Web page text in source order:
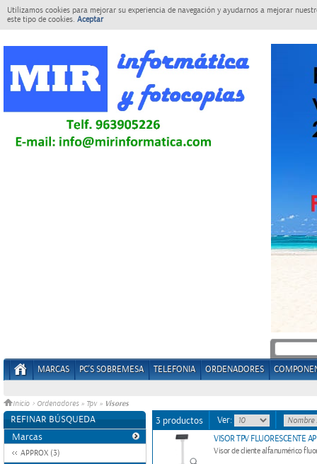
Utilizamos cookies para mejorar su experiencia de navegación y ayudarnos a mejorar
este tipo de cookies. Aceptar
MARCAS PC'S SOBREMESA TELEFONIA ORDENADORES
Inicio > Ordenadores » Tpv » Visores
REFINAR BÚSQUEDA
Marcas
APPROX (3)
3 productos Ver:
VISOR TPV FLUORESCENTE
Visor de cliente alfanumérico